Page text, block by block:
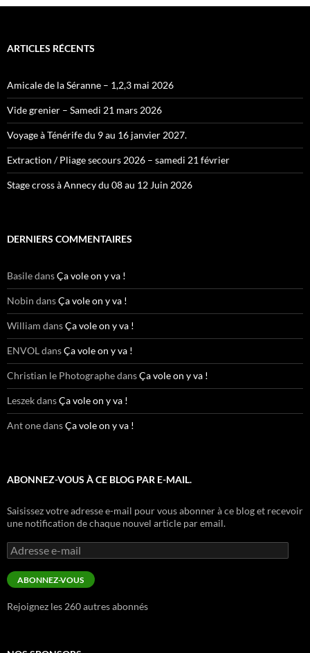
ARTICLES RÉCENTS
Amicale de la Séranne – 1,2,3 mai 2026
Vide grenier – Samedi 21 mars 2026
Voyage à Ténérife du 9 au 16 janvier 2027.
Extraction / Pliage secours 2026 – samedi 21 février
Stage cross à Annecy du 08 au 12 Juin 2026
DERNIERS COMMENTAIRES
BasiledansÇa vole on y va !
Nobin dansÇa vole on y va !
William dansÇa vole on y va !
ENVOL dansÇa vole on y va !
Christian le PhotographedansÇa vole on y va !
LeszekdansÇa vole on y va !
Ant onedansÇa vole on y va !
ABONNEZ-VOUS À CE BLOG PAR E-MAIL.
Saisissez votre adresse e-mail pour vous abonner à ce blog et recevoir
une notification de chaque nouvel article par email.
Adresse
e-
mail
ABONNEZ-VOUS
Rejoignez les 260 autres abonnés